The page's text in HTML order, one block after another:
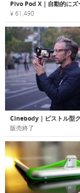
¥ 61,490
販売終了